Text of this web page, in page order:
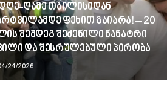
ღამე თბილისიდან
ფეხით გაიარა! – 20
შემდეგ შეძენილი ნანატრი
და შესრულებული პირობა
24/2026